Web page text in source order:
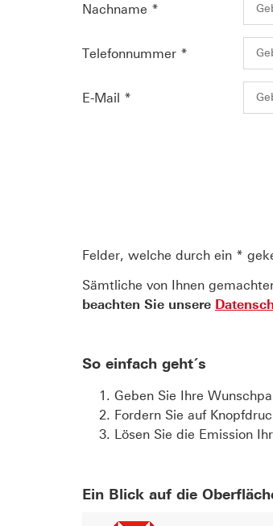
Nachname *
Telefonnummer *
E-Mail *
Felder, welche durch ein *
Sämtliche von Ihnen
beachten Sie unsere
So einfach geht´s
Geben Sie Ihre
Fordern Sie auf
Lösen Sie die Emission
Ein Blick auf die